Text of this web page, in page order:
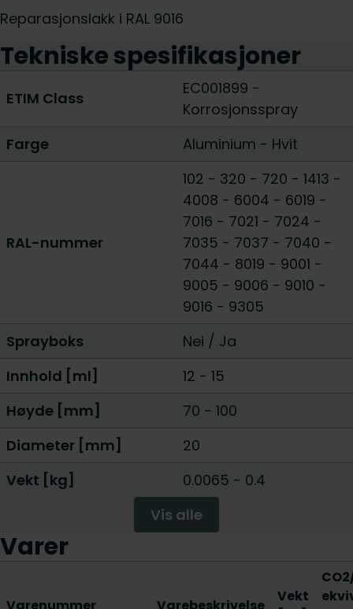
Reparasjonslakk i RAL 9016
Tekniske spesifikasjoner
ETIM Class
EC001899 -
Korrosjonsspray
Farge
Aluminium - Hvit
RAL-nummer
102 - 320 - 720 - 1413 -
4008 - 6004 - 6019 -
7016 - 7021 - 7024 -
7035 - 7037 - 7040 -
7044 - 8019 - 9001 -
9005 - 9006 - 9010 -
9016 - 9305
Sprayboks
Nei / Ja
Innhold [ml]
12 - 15
Høyde [mm]
70 - 100
Diameter [mm]
20
Vekt [kg]
0.0065 - 0.4
Vis alle
Varer
Vekt